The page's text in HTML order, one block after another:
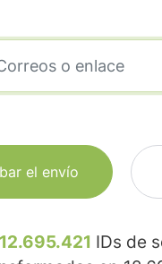
el envío
12.695.421 IDs de